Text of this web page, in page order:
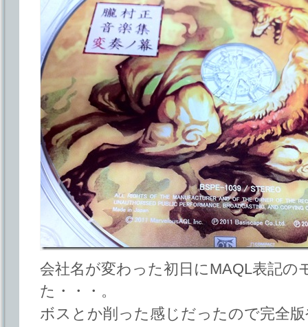
会社名が変わった初日にMAQL表記の
た・・・。
ボスとか削った感じだったので完全